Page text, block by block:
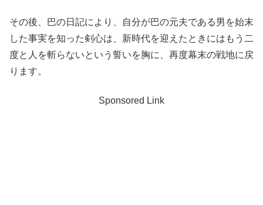
その後、巴の日記により、自分が巴の元夫である男を始末
した事実を知った剣心は、新時代を迎えたときにはもう二
度と人を斬らないという誓いを胸に、再度幕末の戦地に戻
ります。
Sponsored Link